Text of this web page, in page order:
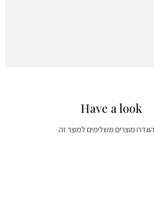
Have a look
מוצרים משלימים למוצר זה